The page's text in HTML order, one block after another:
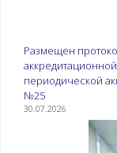
Размещен
периодической
№25
30.07.2026